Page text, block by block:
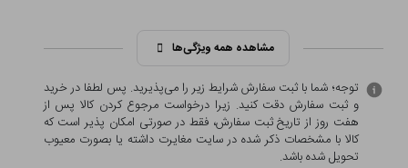
مشاهده همه ویژگی‌ها
توجه؛ شما با ثبت سفارش شرایط زیر را می‌پذیرید. پس لطفا در خرید
و ثبت سفارش دقت کنید. زیرا درخواست مرجوع کردن کالا پس از
هفت روز از تاریخ ثبت سفارش، فقط در صورتی امکان پذیر است که
کالا با مشخصات ذکر شده در سایت مغایرت داشته یا بصورت معيوب
تحویل شده باشد.